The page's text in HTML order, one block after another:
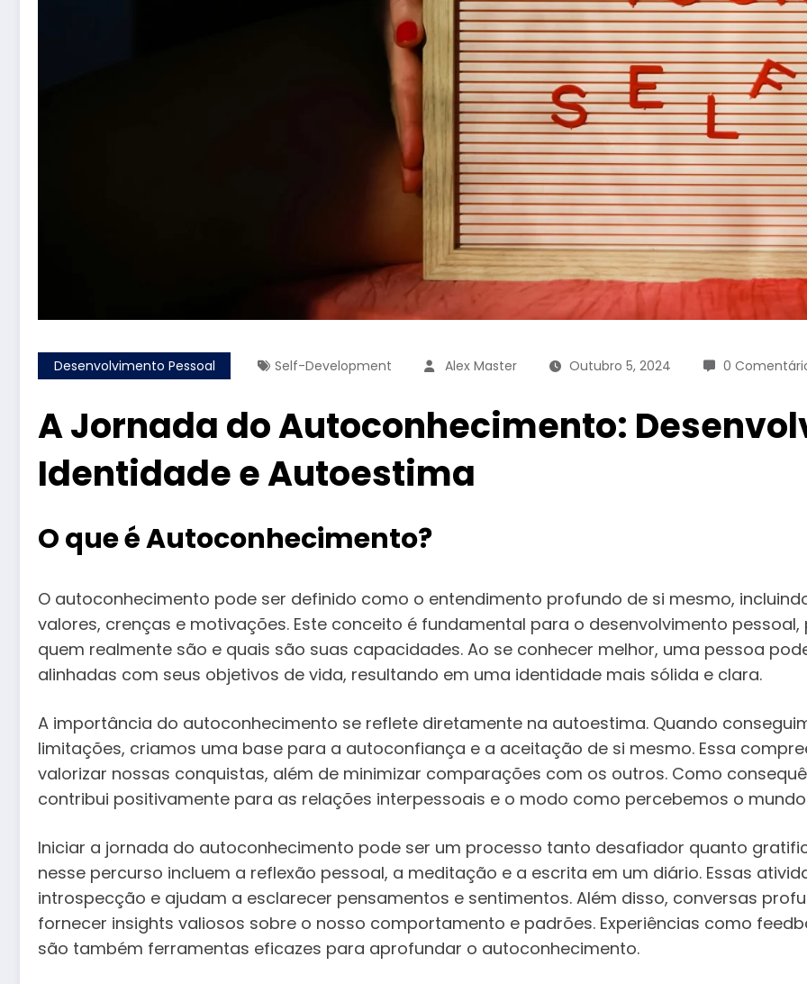
Desenvolvimento Pessoal Self-Development Alex Master Outubro 5, 2024 0
A Jornada do Autoconhecimento:
Identidade e Autoestima
O que é Autoconhecimento?
O autoconhecimento pode ser definido como o entendimento profundo de si mesmo,
valores, crenças e motivações. Este conceito é fundamental para o desenvolvimento
quem realmente são e quais são suas capacidades. Ao se conhecer melhor, uma pessoa
alinhadas com seus objetivos de vida, resultando em uma identidade mais sólida e clara.
A importância do autoconhecimento se reflete diretamente na autoestima. Quando
limitações, criamos uma base para a autoconfiança e a aceitação de si mesmo. Essa
valorizar nossas conquistas, além de minimizar comparações com os outros. Como
contribui positivamente para as relações interpessoais e o modo como percebemos o
Iniciar a jornada do autoconhecimento pode ser um processo tanto desafiador quanto
nesse percurso incluem a reflexão pessoal, a meditação e a escrita em um diário. Essas
introspecção e ajudam a esclarecer pensamentos e sentimentos. Além disso, conversas
fornecer insights valiosos sobre o nosso comportamento e padrões. Experiências como
são também ferramentas eficazes para aprofundar o autoconhecimento.